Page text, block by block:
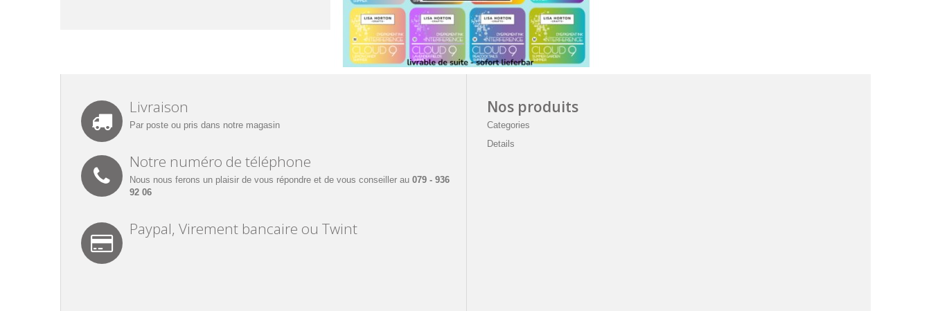
Livraison
Par poste ou pris dans notre magasin
Notre numéro de téléphone
Nous nous ferons un plaisir de vous répondre et de vous conseiller au 079 - 936
92 06
Paypal, Virement bancaire ou Twint
Nos produits
Categories
Details